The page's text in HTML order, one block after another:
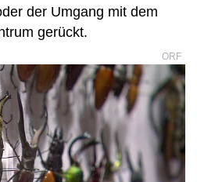
der Umgang mit dem
gerückt.
ORF